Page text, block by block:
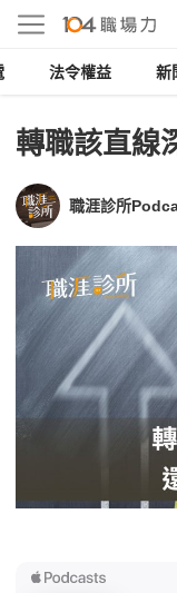
法令權益 新
轉職該直線
職涯診所